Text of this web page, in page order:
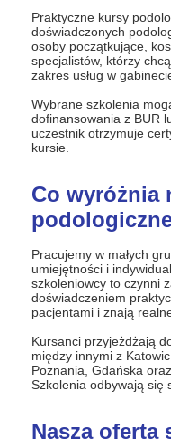
Praktyczne kursy
doświadczonych
osoby początkujące,
specjalistów, którzy
zakres usług w
Wybrane szkolenia
dofinansowania z BUR
uczestnik otrzymuje
kursie.
Co wyróżnia
Pracujemy w małych
umiejętności i
szkoleniowcy to czynni
doświadczeniem
pacjentami i znają
Kursanci przyjeżdżają
między innymi z
Poznania, Gdańska
Szkolenia odbywają się
Nasza oferta